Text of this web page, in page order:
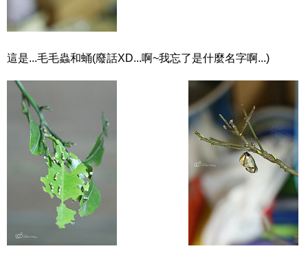
這是...毛毛蟲和蛹(廢話XD...啊~我忘了是什麼名字啊...)